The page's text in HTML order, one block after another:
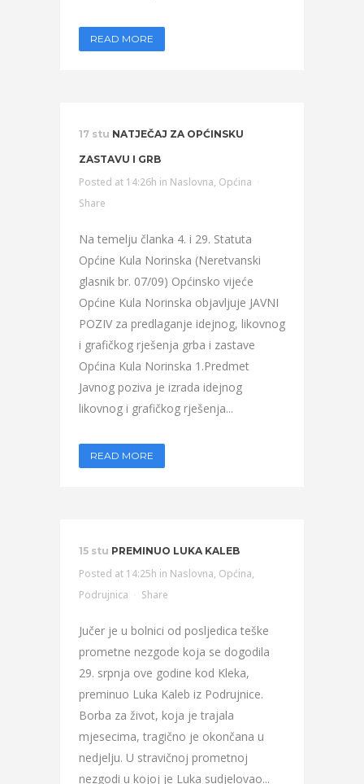
READ MORE
17 stu NATJEČAJ ZA OPĆINSKU
ZASTAVU I GRB
Posted at 14:26h in Naslovna, Općina
Share
Na temelju članka 4. i 29. Statuta
Općine Kula Norinska (Neretvanski
glasnik br. 07/09) Općinsko vijeće
Općine Kula Norinska objavljuje JAVNI
POZIV za predlaganje idejnog, likovnog
i grafičkog rješenja grba i zastave
Općina Kula Norinska 1.Predmet
Javnog poziva je izrada idejnog
likovnog i grafičkog rješenja...
READ MORE
15 stu PREMINUO LUKA KALEB
Posted at 14:25h in Naslovna, Općina,
Podrujnica
Share
Jučer je u bolnici od posljedica teške
prometne nezgode koja se dogodila
29. srpnja ove godine kod Kleka,
preminuo Luka Kaleb iz Podrujnice.
Borba za život, koja je trajala
mjesecima, tragično je okončana u
nedjelju. U stravičnoj prometnoj
nezgodi u kojoj je Luka sudjelovao...